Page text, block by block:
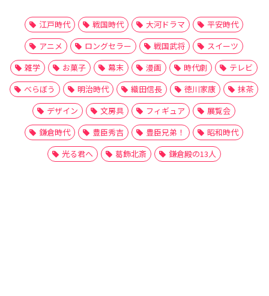
江戸時代 戦国時代 大河ドラマ
平安時代
アニメ
ロングセラー 戦国武将
スイーツ
雑学
お菓子 幕末 漫画 時代劇
テレビ
べらぼう
明治時代 織田信長 徳川家康
抹茶
デザイン
文房具 フィギュア
展覧会
鎌倉時代
豊臣秀吉 豊臣兄弟！
昭和時代
光る君へ
葛飾北斎 鎌倉殿の13人